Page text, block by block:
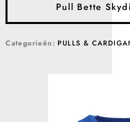
Pull Bette
Categorieën: PULLS &